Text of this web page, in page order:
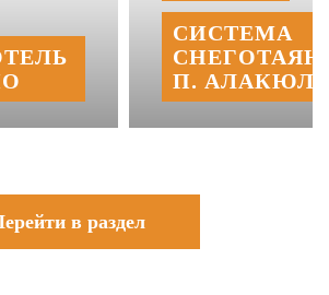
СИСТЕМА
П.
в раздел